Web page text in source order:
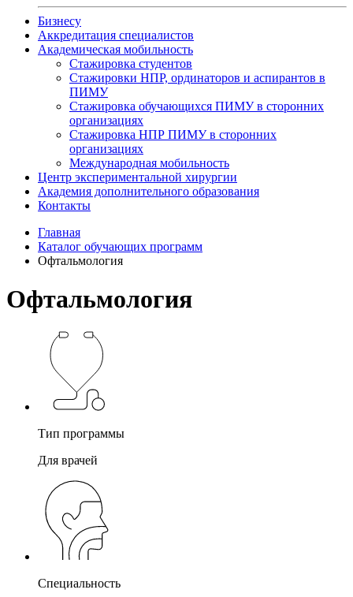
Бизнесу
Аккредитация специалистов
Академическая мобильность
Стажировка студентов
Стажировки НПР, ординаторов и аспирантов в
ПИМУ
Стажировка обучающихся ПИМУ в сторонних
организациях
Стажировка НПР ПИМУ в сторонних
организациях
Международная мобильность
Центр экспериментальной хирургии
Академия дополнительного образования
Контакты
Главная
Каталог обучающих программ
Офтальмология
Офтальмология
Тип программы
Для врачей
Специальность